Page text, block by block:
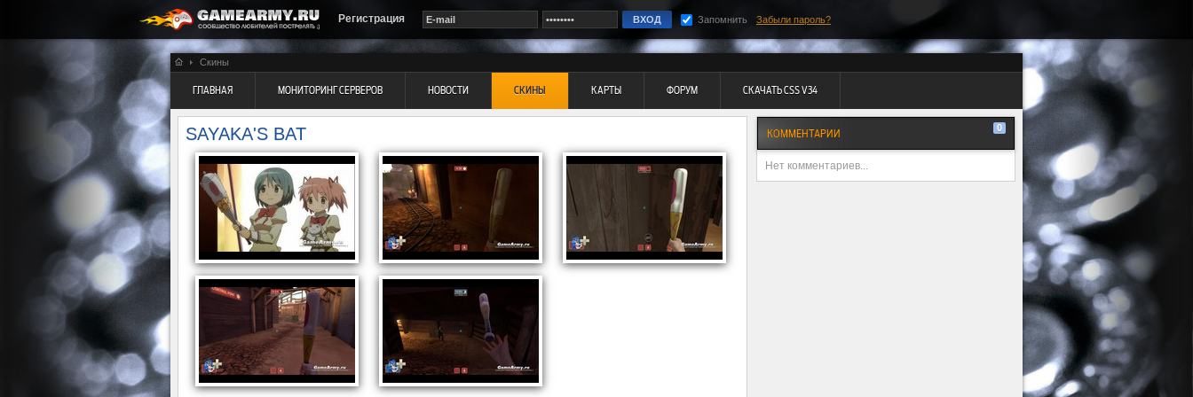
Регистрация Запомнить Забыли пароль?
Скины
ГЛАВНАЯ МОНИТОРИНГ СЕРВЕРОВ НОВОСТИ СКИНЫ КАРТЫ ФОРУМ СКАЧАТЬ CSS V34
SAYAKA'S BAT КОММЕНТАРИИ 0
Нет комментариев...